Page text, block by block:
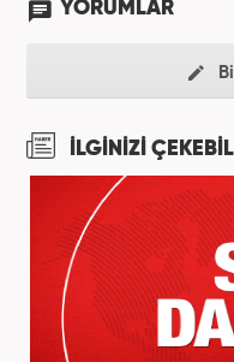
YORUMLAR
İLGİNİZİ